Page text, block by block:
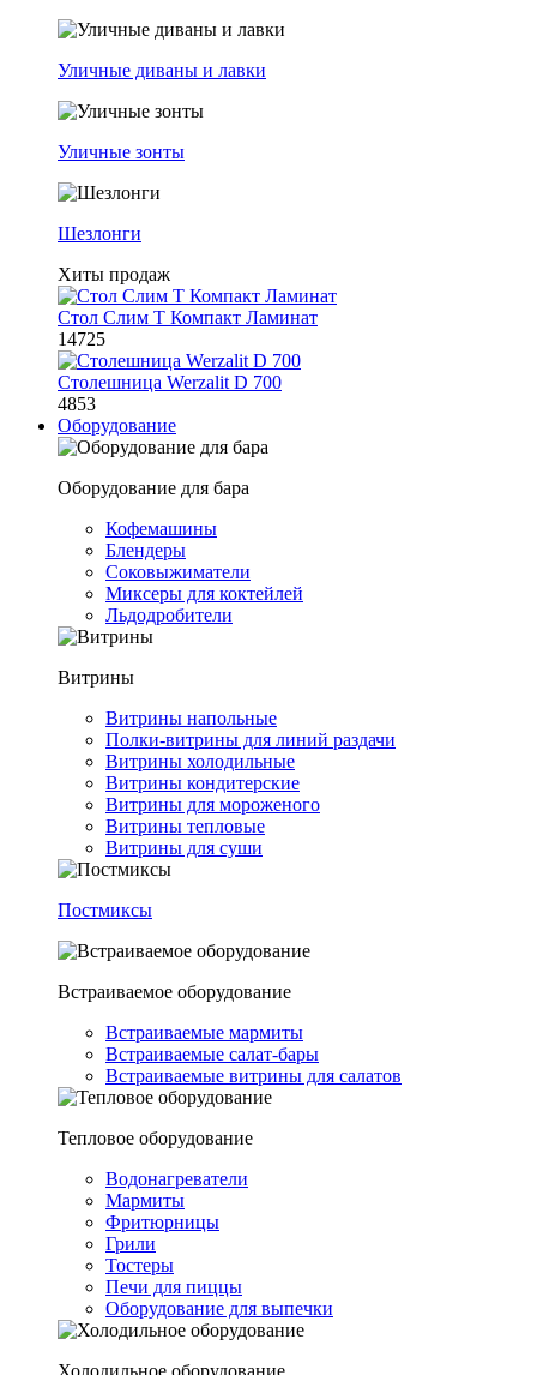
Уличные диваны и лавки
Уличные зонты
Шезлонги
Хиты продаж
Стол Слим Т Компакт Ламинат
14725
Столешница Werzalit D 700
4853
Оборудование
Оборудование для бара
Кофемашины
Блендеры
Соковыжиматели
Миксеры для коктейлей
Льдодробители
Витрины
Витрины напольные
Полки-витрины для линий раздачи
Витрины холодильные
Витрины кондитерские
Витрины для мороженого
Витрины тепловые
Витрины для суши
Постмиксы
Встраиваемое оборудование
Встраиваемые мармиты
Встраиваемые салат-бары
Встраиваемые витрины для салатов
Тепловое оборудование
Водонагреватели
Мармиты
Фритюрницы
Грили
Тостеры
Печи для пиццы
Оборудование для выпечки
Холодильное оборудование